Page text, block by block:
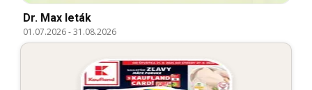
Dr. Max leták
01.07.2026-31.08.2026